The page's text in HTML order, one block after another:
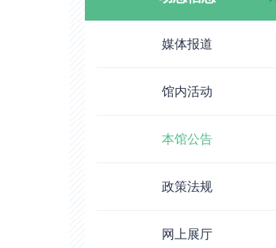
媒体报道
馆内活动
本馆公告
政策法规
网上展厅